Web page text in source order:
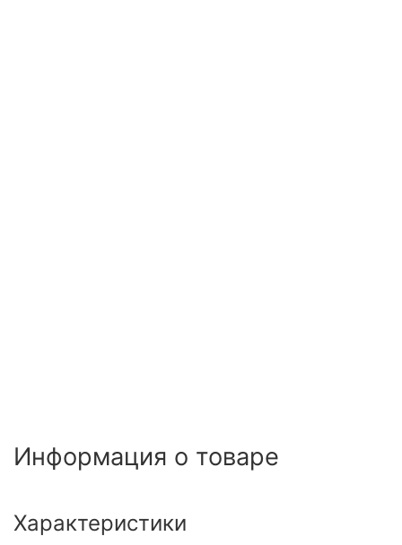
Информация о товаре
Характеристики